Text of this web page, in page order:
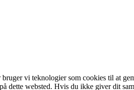
vi teknologier som cookies til at
dette websted. Hvis du ikke giver dit